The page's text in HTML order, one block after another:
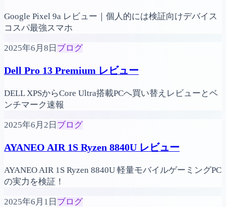
Google Pixel 9a レビュー｜個人的には検証向けデバイス
コスパ最強スマホ
2025年6月8日 ブログ
Dell Pro 13 Premium レビュー
DELL XPSからCore Ultra搭載PCへ買い替えレビューとベ
ンチマーク速報
2025年6月2日 ブログ
AYANEO AIR 1S Ryzen 8840U レビュー
AYANEO AIR 1S Ryzen 8840U 軽量モバイルゲーミングPC
の実力を検証！
2025年6月1日 ブログ